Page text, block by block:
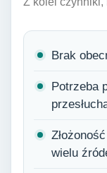
Brak
Potrzeba
wielu